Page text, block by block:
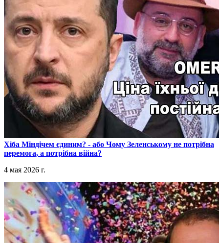
​Хіба Міндічем єдиним? - або Чому Зеленському не потрібна
перемога, а потрібна війна?
4 мая 2026 г.